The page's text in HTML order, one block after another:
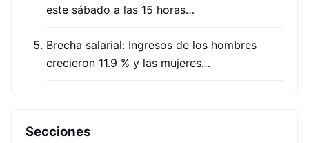
este sábado a las 15 horas…
Brecha salarial: Ingresos de los hombres
crecieron 11.9 % y las mujeres…
Secciones